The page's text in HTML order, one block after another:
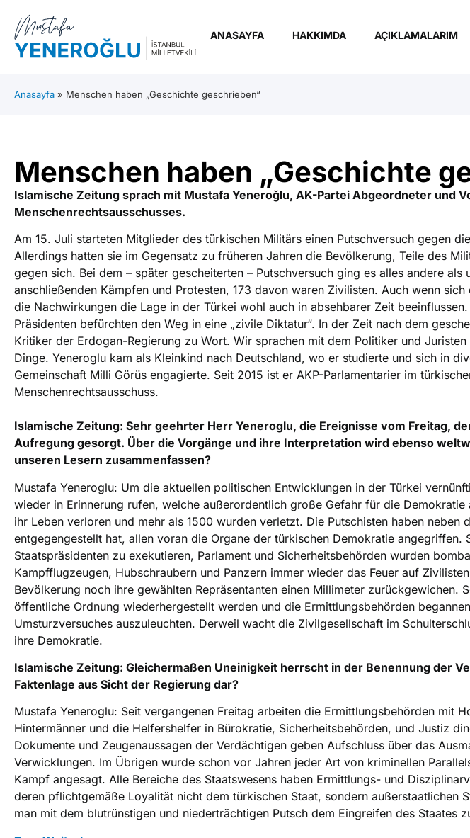
ANASAYFA HAKKIMDA AÇIKLAMALARIM
Anasayfa » Menschen haben „Geschichte geschrieben“
Menschen haben „Geschichte
Islamische Zeitung sprach mit Mustafa Yeneroğlu, AK-Partei Abgeordneter und
Menschenrechtsausschusses.
Am 15. Juli starteten Mitglieder des türkischen Militärs einen Putschversuch gegen
Allerdings hatten sie im Gegensatz zu früheren Jahren die Bevölkerung, Teile des
gegen sich. Bei dem – später gescheiterten – Putschversuch ging es alles andere
anschließenden Kämpfen und Protesten, 173 davon waren Zivilisten. Auch wenn
die Nachwirkungen die Lage in der Türkei wohl auch in absehbarer Zeit
Präsidenten befürchten den Weg in eine „zivile Diktatur“. In der Zeit nach dem
Kritiker der Erdogan-Regierung zu Wort. Wir sprachen mit dem Politiker und
Dinge. Yeneroglu kam als Kleinkind nach Deutschland, wo er studierte und sich in
Gemeinschaft Milli Görüs engagierte. Seit 2015 ist er AKP-Parlamentarier im
Menschenrechtsausschuss.
Islamische Zeitung: Sehr geehrter Herr Yeneroglu, die Ereignisse vom Freitag,
Aufregung gesorgt. Über die Vorgänge und ihre Interpretation wird ebenso
unseren Lesern zusammenfassen?
Mustafa Yeneroglu: Um die aktuellen politischen Entwicklungen in der Türkei
wieder in Erinnerung rufen, welche außerordentlich große Gefahr für die
ihr Leben verloren und mehr als 1500 wurden verletzt. Die Putschisten haben
entgegengestellt hat, allen voran die Organe der türkischen Demokratie angegriffen.
Staatspräsidenten zu exekutieren, Parlament und Sicherheitsbehörden wurden
Kampfflugzeugen, Hubschraubern und Panzern immer wieder das Feuer auf
Bevölkerung noch ihre gewählten Repräsentanten einen Millimeter zurückgewichen.
öffentliche Ordnung wiederhergestellt werden und die Ermittlungsbehörden
Umsturzversuches auszuleuchten. Derweil wacht die Zivilgesellschaft im
ihre Demokratie.
Islamische Zeitung: Gleichermaßen Uneinigkeit herrscht in der Benennung der
Faktenlage aus Sicht der Regierung dar?
Mustafa Yeneroglu: Seit vergangenen Freitag arbeiten die Ermittlungsbehörden mit
Hintermänner und die Helfershelfer in Bürokratie, Sicherheitsbehörden, und Justiz
Dokumente und Zeugenaussagen der Verdächtigen geben Aufschluss über das
Verwicklungen. Im Übrigen wurde schon vor Jahren jeder Art von kriminellen
Kampf angesagt. Alle Bereiche des Staatswesens haben Ermittlungs- und
deren pflichtgemäße Loyalität nicht dem türkischen Staat, sondern außerstaatlichen
man mit dem blutrünstigen und niederträchtigen Putsch dem Eingreifen des Staates